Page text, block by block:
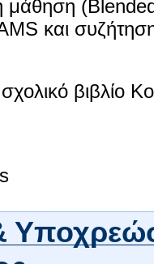
μάθηση
και
βιβλίο